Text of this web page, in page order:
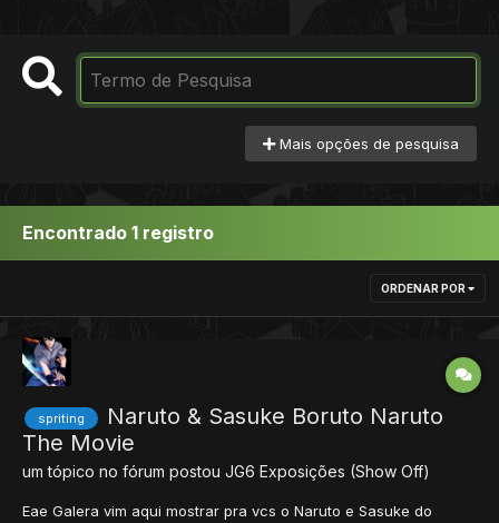
Mais opções de pesquisa
Encontrado 1 registro
ORDENAR POR
spriting
Naruto & Sasuke Boruto Naruto
The Movie
um tópico no fórum postou JG6 Exposições (Show Off)
Eae Galera vim aqui mostrar pra vcs o Naruto e Sasuke do